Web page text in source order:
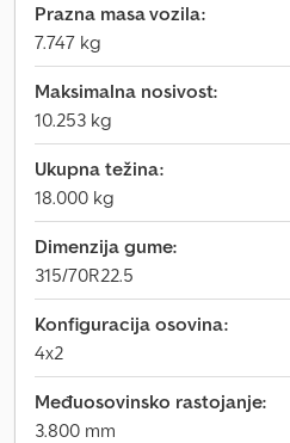
Prazna masa vozila:
7.747 kg
Maksimalna nosivost:
10.253 kg
Ukupna težina:
18.000 kg
Dimenzija gume:
315/70R22.5
Konfiguracija osovina:
4x2
Međuosovinsko rastojanje:
3.800 mm